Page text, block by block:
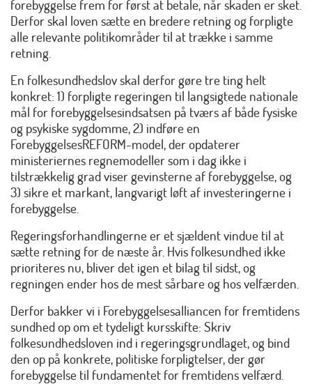
forebyggelse frem for først at betale, når skaden er sket.
Derfor skal loven sætte en bredere retning og forpligte
alle relevante politikområder til at trække i samme
retning.
En folkesundhedslov skal derfor gøre tre ting helt
konkret: 1) forpligte regeringen til langsigtede nationale
mål for forebyggelsesindsatsen på tværs af både fysiske
og psykiske sygdomme, 2) indføre en
ForebyggelsesREFORM-model, der opdaterer
ministeriernes regnemodeller som i dag ikke i
tilstrækkelig grad viser gevinsterne af forebyggelse, og
3) sikre et markant, langvarigt løft af investeringerne i
forebyggelse.
Regeringsforhandlingerne er et sjældent vindue til at
sætte retning for de næste år. Hvis folkesundhed ikke
prioriteres nu, bliver det igen et bilag til sidst, og
regningen ender hos de mest sårbare og hos velfærden.
Derfor bakker vi i Forebyggelsesalliancen for fremtidens
sundhed op om et tydeligt kursskifte: Skriv
folkesundhedsloven ind i regeringsgrundlaget, og bind
den op på konkrete, politiske forpligtelser, der gør
forebyggelse til fundamentet for fremtidens velfærd.